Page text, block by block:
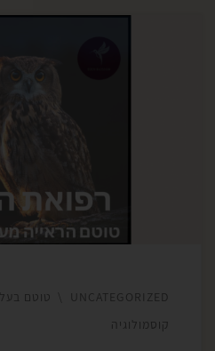
טבע. הימים היו עוצמתיים
מבקשים התנהלות רגשית
לצלוח אותם בתדר גבוה. באחד
בין מטעי תמרים מצד אחד
המרצדים על מטעי עצים בצד
UNCATEGORIZED טוטם
קוסמולוגיה